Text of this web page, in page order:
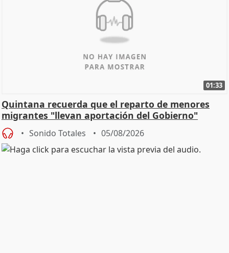
01:33
Quintana recuerda que el reparto de menores
migrantes "llevan aportación del Gobierno"
central
Sonido Totales 05/08/2026